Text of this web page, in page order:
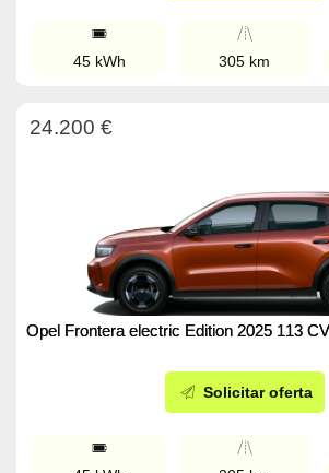
45 kWh 305 km
24.200 €
Opel Frontera electric Edition 2025 113 CV
Solicitar oferta